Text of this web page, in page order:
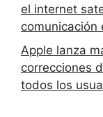
el internet
comunicación
Apple lanza
correcciones
todos los